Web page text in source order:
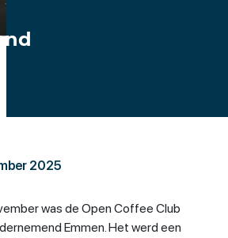
2025
was de Open Coffee Club
Emmen. Het werd een